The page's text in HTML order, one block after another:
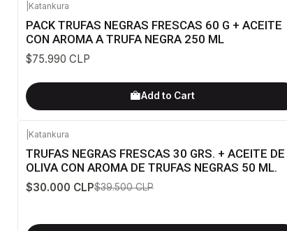
Katankura
PACK TRUFAS NEGRAS FRESCAS 60 G + ACEITE
CON AROMA A TRUFA NEGRA 250 ML
$75.990 CLP
Add to Cart
Katankura
TRUFAS NEGRAS FRESCAS 30 GRS. + ACEITE DE
OLIVA CON AROMA DE TRUFAS NEGRAS 50 ML.
$30.000 CLP$39.500 CLP